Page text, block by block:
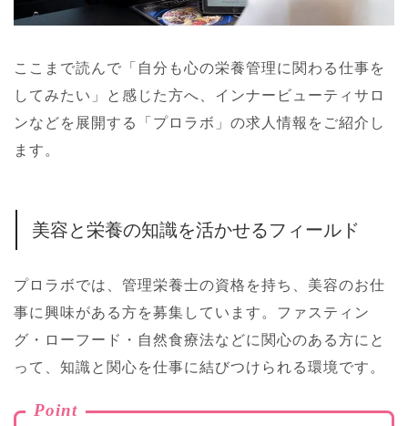
ここまで読んで「自分も心の栄養管理に関わる仕事を
してみたい」と感じた方へ、インナービューティサロ
ンなどを展開する「プロラボ」の求人情報をご紹介し
ます。
美容と栄養の知識を活かせるフィールド
プロラボでは、管理栄養士の資格を持ち、美容のお仕
事に興味がある方を募集しています。ファスティン
グ・ローフード・自然食療法などに関心のある方にと
って、知識と関心を仕事に結びつけられる環境です。
Point